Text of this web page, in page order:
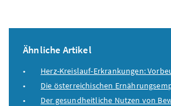
Ähnliche Artikel
Herz-Kreislauf-Erkrankungen:
Die österreichischen
Der gesundheitliche Nutzen von